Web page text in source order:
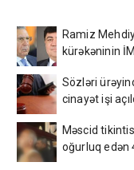
Ramiz
kürəkəninin
mərkəzində
arxivlər və... -
Sözləri
cinayət işi
Məscid
oğurluq edən